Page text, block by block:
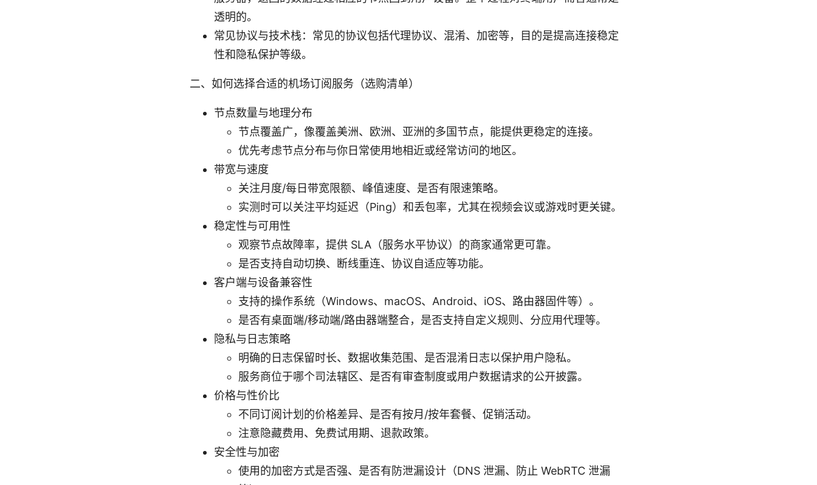
透明的。
常见协议与技术栈：常见的协议包括代理协议、混淆、加密等，目的是提高连接稳定
性和隐私保护等级。
二、如何选择合适的机场订阅服务（选购清单）
节点数量与地理分布
节点覆盖广，像覆盖美洲、欧洲、亚洲的多国节点，能提供更稳定的连接。
优先考虑节点分布与你日常使用地相近或经常访问的地区。
带宽与速度
关注月度/每日带宽限额、峰值速度、是否有限速策略。
实测时可以关注平均延迟（Ping）和丢包率，尤其在视频会议或游戏时更关键。
稳定性与可用性
观察节点故障率，提供 SLA（服务水平协议）的商家通常更可靠。
是否支持自动切换、断线重连、协议自适应等功能。
客户端与设备兼容性
支持的操作系统（Windows、macOS、Android、iOS、路由器固件等）。
是否有桌面端/移动端/路由器端整合，是否支持自定义规则、分应用代理等。
隐私与日志策略
明确的日志保留时长、数据收集范围、是否混淆日志以保护用户隐私。
服务商位于哪个司法辖区、是否有审查制度或用户数据请求的公开披露。
价格与性价比
不同订阅计划的价格差异、是否有按月/按年套餐、促销活动。
注意隐藏费用、免费试用期、退款政策。
安全性与加密
使用的加密方式是否强、是否有防泄漏设计（DNS 泄漏、防止 WebRTC 泄漏